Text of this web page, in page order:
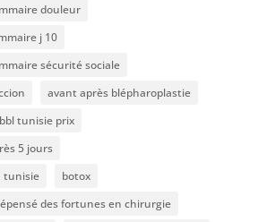
douleur
j 10
sécurité sociale
avant après blépharoplastie
bbl tunisie prix
5 jours
tunisie
botox
des fortunes en chirurgie